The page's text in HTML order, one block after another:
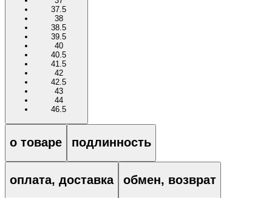
37.5
38
38.5
39.5
40
40.5
41.5
42
42.5
43
44
46.5
о товаре подлинность
оплата, доставка обмен, возврат